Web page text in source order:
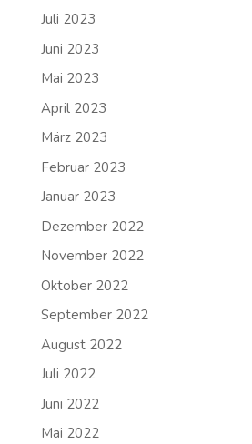
Juli 2023
Juni 2023
Mai 2023
April 2023
März 2023
Februar 2023
Januar 2023
Dezember 2022
November 2022
Oktober 2022
September 2022
August 2022
Juli 2022
Juni 2022
Mai 2022